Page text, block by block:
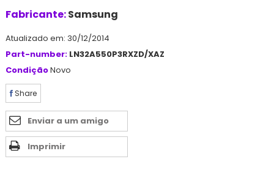
Fabricante:Samsung
Atualizado em: 30/12/2014
Part-number: LN32A550P3RXZD/XAZ
CondiçãoNovo
Share
Enviar a um amigo
Imprimir